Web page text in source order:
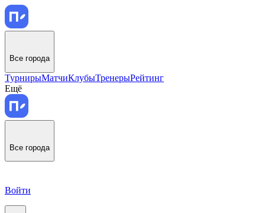
Все города
ТурнирыМатчиКлубыТренерыРейтинг
Ещё
Все города
Войти